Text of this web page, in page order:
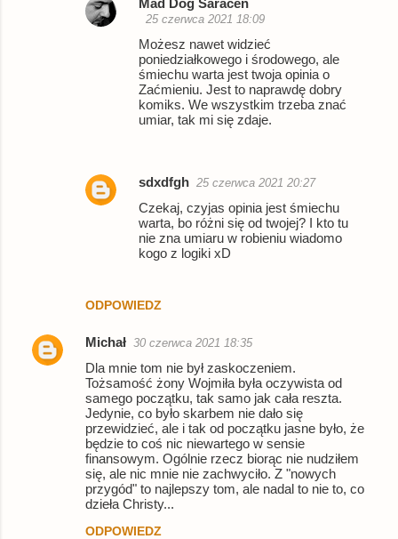
ODPOWIEDZ
Mad Dog Saracen
25 czerwca 2021 18:09
Możesz nawet widzieć
poniedziałkowego i środowego, ale
śmiechu warta jest twoja opinia o
Zaćmieniu. Jest to naprawdę dobry
komiks. We wszystkim trzeba znać
umiar, tak mi się zdaje.
sdxdfgh 25 czerwca 2021 20:27
Czekaj, czyjas opinia jest śmiechu
warta, bo różni się od twojej? I kto tu
nie zna umiaru w robieniu wiadomo
kogo z logiki xD
Michał 30 czerwca 2021 18:35
Dla mnie tom nie był zaskoczeniem.
Tożsamość żony Wojmiła była oczywista od
samego początku, tak samo jak cała reszta.
Jedynie, co było skarbem nie dało się
przewidzieć, ale i tak od początku jasne było, że
będzie to coś nic niewartego w sensie
finansowym. Ogólnie rzecz biorąc nie nudziłem
się, ale nic mnie nie zachwyciło. Z "nowych
przygód" to najlepszy tom, ale nadal to nie to, co
dzieła Christy...
ODPOWIEDZ